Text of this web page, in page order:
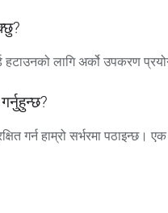
हटाउनको लागि अर्को उपकरण
गर्न हाम्रो सर्भरमा